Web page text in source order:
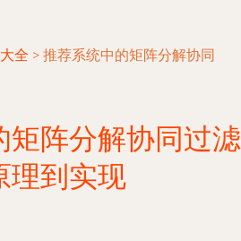
全 > 推荐系统中的矩阵分解协同
矩阵分解协同过滤
理到实现